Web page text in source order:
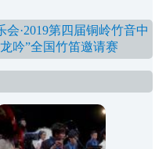
·2019第四届铜岭竹音中
吟”全国竹笛邀请赛